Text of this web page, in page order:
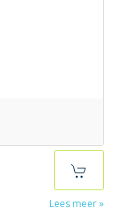
Lees meer »